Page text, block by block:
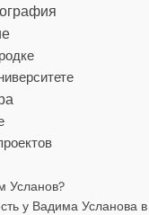
Усланов?
у Вадима Усланова